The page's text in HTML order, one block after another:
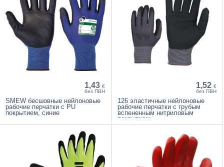
1,43 €
без ПВН
SMEW бесшовные нейлоновые
рабочие перчатки с PU
покрытием, синие
1,52 €
без ПВН
126 эластичные нейлоновые
рабочие перчатки с грубым
вспененным нитриловым
покрытием